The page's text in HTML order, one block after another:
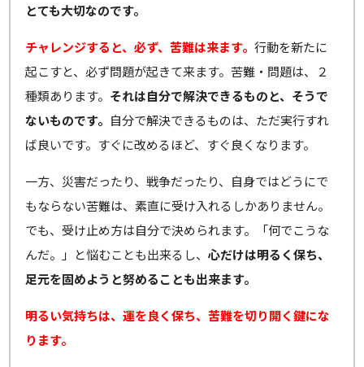
とても大切なのです。
チャレンジすると、必ず、苦難は来ます。行動を新たに
起こすと、必ず問題が起きて来ます。苦難・問題は、２
種類あります。 それは自分で解決できるものと、そうで
ないものです。 自分で解決できるものは、ただ実行すれ
ば良いです。すぐに改めるほど、すぐ良くなります。
一方、災害だったり、戦争だったり、自身ではどうにで
もならない苦難は、素直に受け入れるしかありません。
でも、受け止め方は自分で決められます。「何でこうな
んだ。」と悩むことも出来るし、心だけは明るく保ち、
足元を固めようと努めることも出来ます。
明るい気持ちは、運を良く保ち、苦難を切り開く鍵にな
ります。